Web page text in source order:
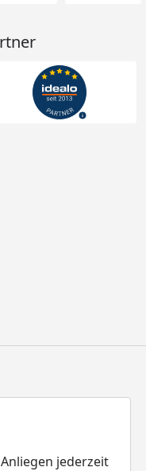
jederzeit